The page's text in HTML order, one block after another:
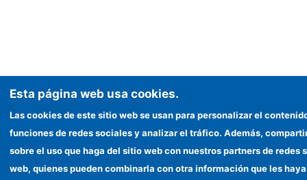
Esta página web usa cookies.
Las cookies de este sitio web se usan para personalizar el
funciones de redes sociales y analizar el tráfico. Además,
sobre el uso que haga del sitio web con nuestros partners de redes
web, quienes pueden combinarla con otra información que les